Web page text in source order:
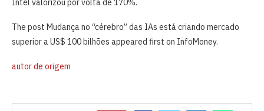
Intel valorizou por volta de 170%.
The post Mudança no “cérebro” das IAs está criando mercado
superior a US$ 100 bilhões appeared first on InfoMoney.
autor de origem